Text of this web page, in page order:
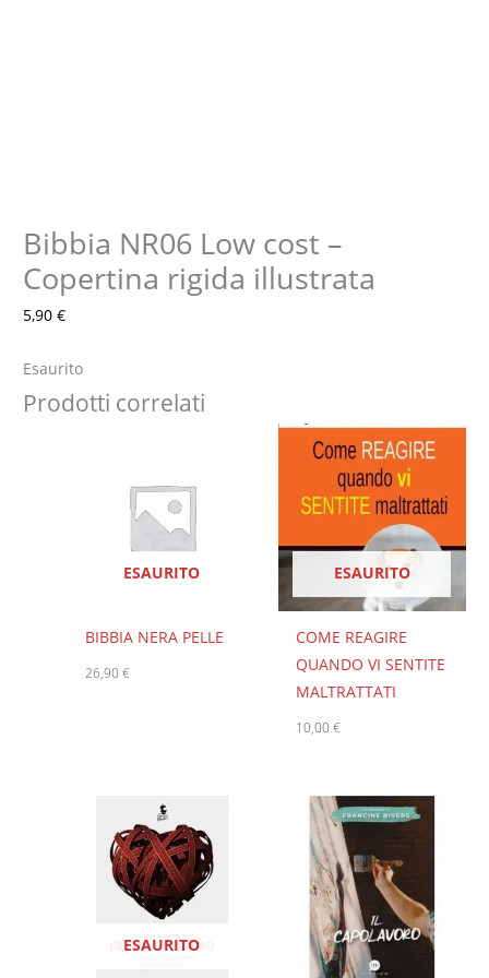
Bibbia NR06 Low cost –
Copertina rigida illustrata
5,90€
Esaurito
Prodotti correlati
ESAURITO
BIBBIA NERA PELLE
26,90€
ESAURITO
COME REAGIRE
QUANDO VI SENTITE
MALTRATTATI
10,00€
ESAURITO